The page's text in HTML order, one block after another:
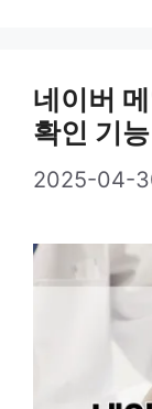
네이버
확인 기
2025-04-